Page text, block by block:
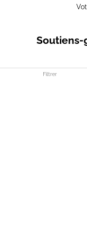
Filtrer